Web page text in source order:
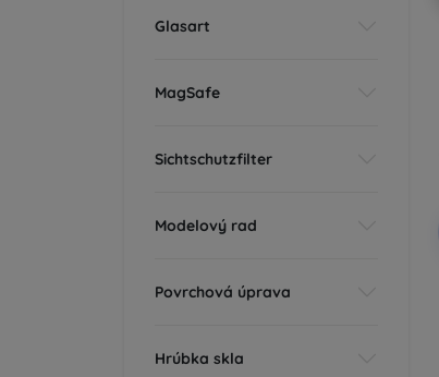
Glasart
MagSafe
Sichtschutzfilter
Modelový rad
Povrchová úprava
Hrúbka skla